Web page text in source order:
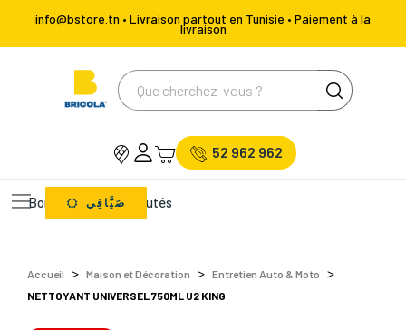
info@bstore.tn • Livraison partout en Tunisie • Paiement à la
livraison
52 962 962
Bons Plans Nouveautés
صَيَّافِي
Accueil Maison et Décoration
Entretien Auto & Moto
NETTOYANT UNIVERSEL 750ML U2 KING